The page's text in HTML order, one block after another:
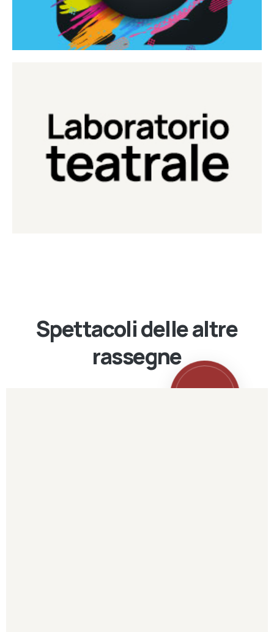
Laboratorio Teatrale
Laboratorio di teatro del Teatro Eduardo de Filippo
Continua
Spettacoli delle altre
rassegne